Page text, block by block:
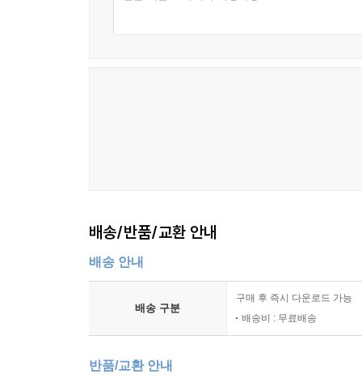
배송/반품/교환 안내
배송 안내
배송 구분
구매 후 즉시 다운로드 가능
배송비 : 무료배송
반품/교환 안내